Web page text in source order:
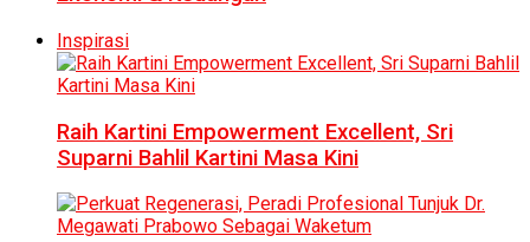
Inspirasi
Raih Kartini Empowerment Excellent, Sri
Suparni Bahlil Kartini Masa Kini